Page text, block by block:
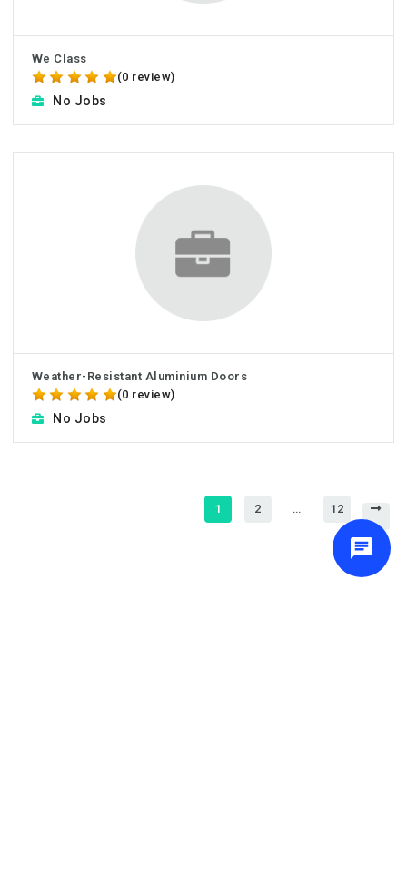
We Class
(0 review)
No Jobs
Weather-Resistant Aluminium Doors
(0 review)
No Jobs
1 2 12